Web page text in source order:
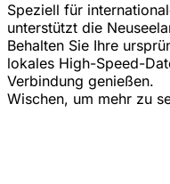
Speziell für
unterstützt die
Behalten Sie Ihre
lokales High-Speed-
Verbindung genießen.
Wischen, um mehr zu